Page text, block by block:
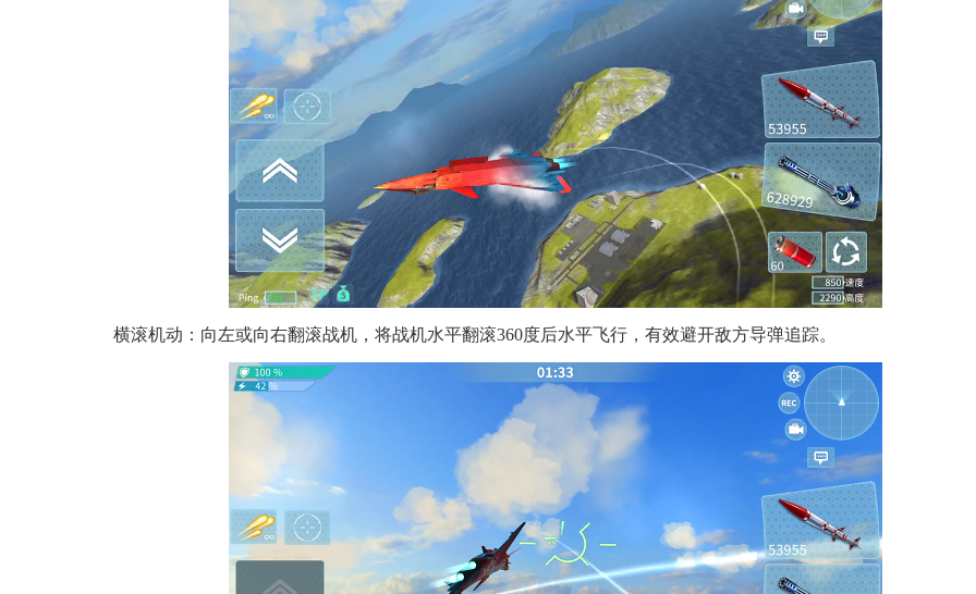
横滚机动：向左或向右翻滚战机，将战机水平翻滚360度后水平飞行，有效避开敌方导弹追踪。